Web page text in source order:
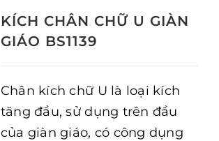
KÍCH CHÂN CHỮ U GIÀN
GIÁO BS1139
Chân kích chữ U là loại kích
tăng đầu, sử dụng trên đầu
của giàn giáo, có công dụng